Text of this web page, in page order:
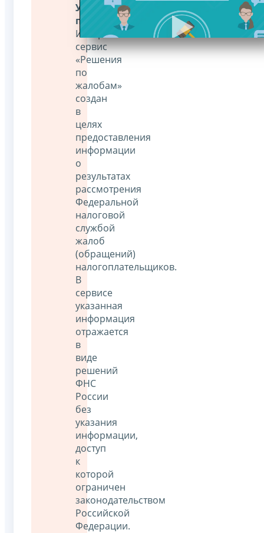
Уважаемые
пользователи!
Интернет-
сервис
«Решения
по
жалобам»
создан
в
целях
предоставления
информации
о
результатах
рассмотрения
Федеральной
налоговой
службой
жалоб
(обращений)
налогоплательщиков.
В
сервисе
указанная
информация
отражается
в
виде
решений
ФНС
России
без
указания
информации,
доступ
к
которой
ограничен
законодательством
Российской
Федерации.